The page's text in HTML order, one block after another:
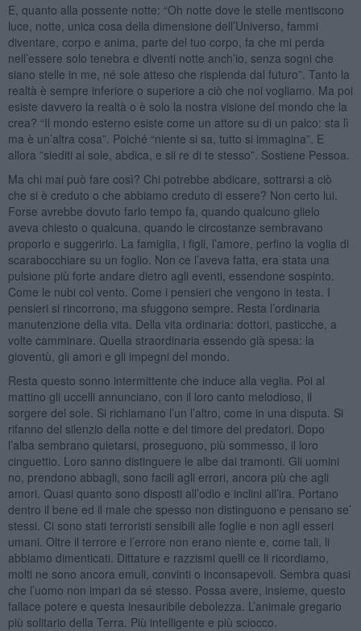
E, quanto alla possente notte: “Oh notte dove le stelle mentiscono
luce, notte, unica cosa della dimensione dell’Universo, fammi
diventare, corpo e anima, parte del tuo corpo, fa che mi perda
nell’essere solo tenebra e diventi notte anch’io, senza sogni che
siano stelle in me, né sole atteso che risplenda dal futuro”. Tanto la
realtà è sempre inferiore o superiore a ciò che noi vogliamo. Ma poi
esiste davvero la realtà o è solo la nostra visione del mondo che la
crea? “Il mondo esterno esiste come un attore su di un palco: sta lì
ma è un’altra cosa”. Poiché “niente si sa, tutto si immagina”. E
allora ”siediti al sole, abdica, e sii re di te stesso”. Sostiene Pessoa.
Ma chi mai può fare così? Chi potrebbe abdicare, sottrarsi a ciò
che si è creduto o che abbiamo creduto di essere? Non certo lui.
Forse avrebbe dovuto farlo tempo fa, quando qualcuno glielo
aveva chiesto o qualcuna, quando le circostanze sembravano
proporlo e suggerirlo. La famiglia, i figli, l’amore, perfino la voglia di
scarabocchiare su un foglio. Non ce l’aveva fatta, era stata una
pulsione più forte andare dietro agli eventi, essendone sospinto.
Come le nubi col vento. Come i pensieri che vengono in testa. I
pensieri si rincorrono, ma sfuggono sempre. Resta l’ordinaria
manutenzione della vita. Della vita ordinaria: dottori, pasticche, a
volte camminare. Quella straordinaria essendo già spesa: la
gioventù, gli amori e gli impegni del mondo.
Resta questo sonno intermittente che induce alla veglia. Poi al
mattino gli uccelli annunciano, con il loro canto melodioso, il
sorgere del sole. Si richiamano l’un l’altro, come in una disputa. Si
rifanno del silenzio della notte e del timore dei predatori. Dopo
l’alba sembrano quietarsi, proseguono, più sommesso, il loro
cinguettio. Loro sanno distinguere le albe dai tramonti. Gli uomini
no, prendono abbagli, sono facili agli errori, ancora più che agli
amori. Quasi quanto sono disposti all’odio e inclini all’ira. Portano
dentro il bene ed il male che spesso non distinguono e pensano se’
stessi. Ci sono stati terroristi sensibili alle foglie e non agli esseri
umani. Oltre il terrore e l’errore non erano niente e, come tali, li
abbiamo dimenticati. Dittature e razzismi quelli ce li ricordiamo,
molti ne sono ancora emuli, convinti o inconsapevoli. Sembra quasi
che l’uomo non impari da sé stesso. Possa avere, insieme, questo
fallace potere e questa inesauribile debolezza. L’animale gregario
più solitario della Terra. Più intelligente e più sciocco.